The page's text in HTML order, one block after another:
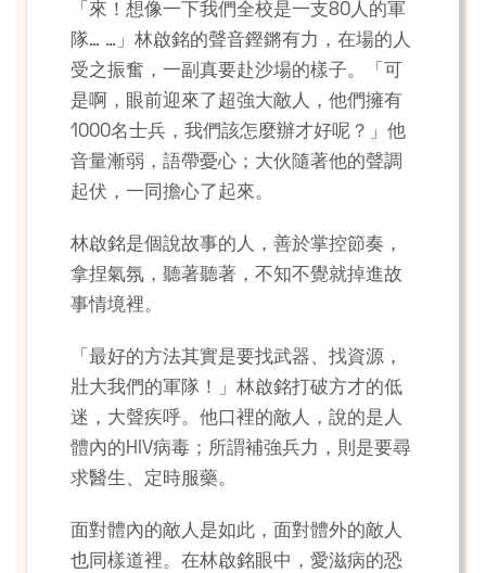
「來！想像一下我們全校是一支80人的軍
隊… …」林啟銘的聲音鏗鏘有力，在場的人
受之振奮，一副真要赴沙場的樣子。「可
是啊，眼前迎來了超強大敵人，他們擁有
1000名士兵，我們該怎麼辦才好呢？」他
音量漸弱，語帶憂心；大伙隨著他的聲調
起伏，一同擔心了起來。
林啟銘是個說故事的人，善於掌控節奏，
拿捏氣氛，聽著聽著，不知不覺就掉進故
事情境裡。
「最好的方法其實是要找武器、找資源，
壯大我們的軍隊！」林啟銘打破方才的低
迷，大聲疾呼。他口裡的敵人，說的是人
體內的HIV病毒；所謂補強兵力，則是要尋
求醫生、定時服藥。
面對體內的敵人是如此，面對體外的敵人
也同樣道裡。在林啟銘眼中，愛滋病的恐